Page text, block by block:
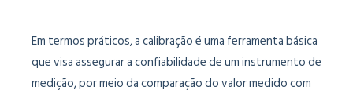
Em termos práticos, a calibração é uma ferramenta básica
que visa assegurar a confiabilidade de um instrumento de
medição, por meio da comparação do valor medido com